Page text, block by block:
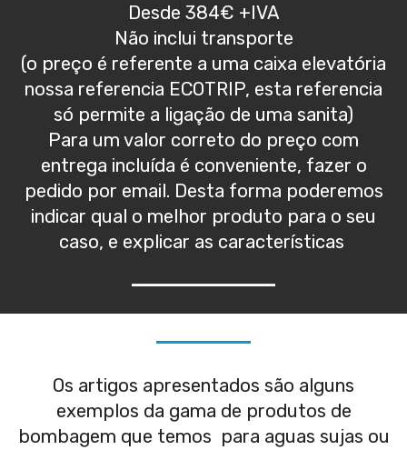
Desde 384€ +IVA
Não inclui transporte
(o preço é referente a uma caixa elevatória
nossa referencia ECOTRIP, esta referencia
só permite a ligação de uma sanita)
Para um valor correto do preço com
entrega incluída é conveniente, fazer o
pedido por email. Desta forma poderemos
indicar qual o melhor produto para o seu
caso, e explicar as características
Os artigos apresentados são alguns
exemplos da gama de produtos de
bombagem que temos para aguas sujas ou